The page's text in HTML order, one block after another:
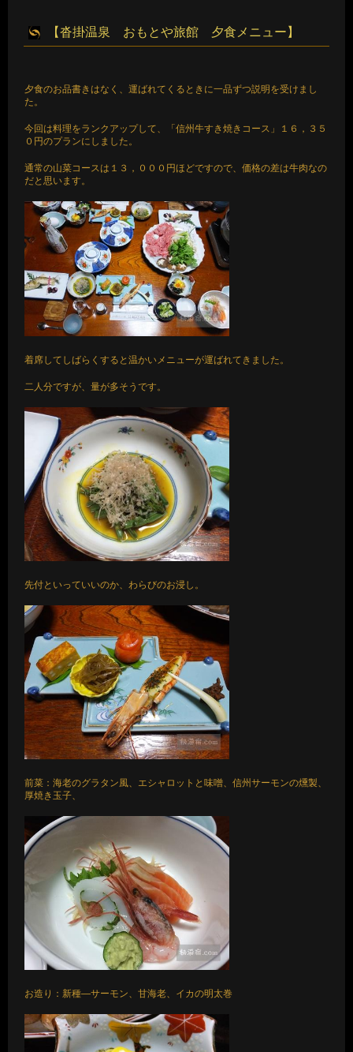
【沓掛温泉 おもとや旅館 夕食メニュー】
夕食のお品書きはなく、運ばれてくるときに一品ずつ説明を受けまし
た。
今回は料理をランクアップして、「信州牛すき焼きコース」１６，３５
０円のプランにしました。
通常の山菜コースは１３，０００円ほどですので、価格の差は牛肉なの
だと思います。
着席してしばらくすると温かいメニューが運ばれてきました。
二人分ですが、量が多そうです。
先付といっていいのか、わらびのお浸し。
前菜：海老のグラタン風、エシャロットと味噌、信州サーモンの燻製、
厚焼き玉子、
お造り：新種―サーモン、甘海老、イカの明太巻